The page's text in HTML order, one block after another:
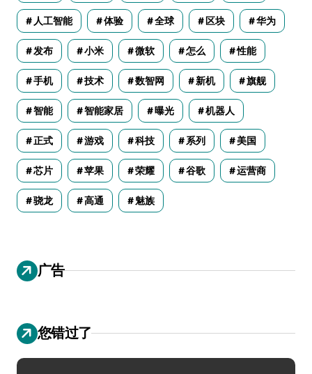
人工智能 体验 全球 区块 华为
发布 小米 微软 怎么 性能
手机 技术 数智网 新机 旗舰
智能 智能家居 曝光 机器人
正式 游戏 科技 系列 美国
芯片 苹果 荣耀 谷歌 运营商
骁龙 高通 魅族
广告
您错过了